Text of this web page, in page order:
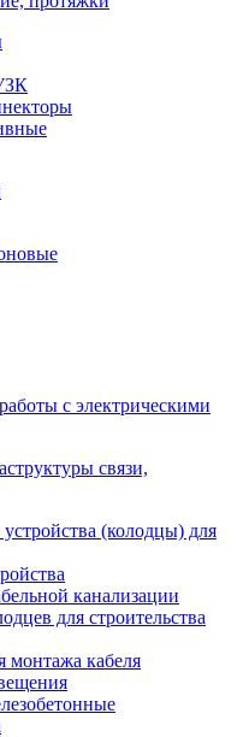
с электрическими
связи,
(колодцы) для
канализации
для строительства
монтажа кабеля